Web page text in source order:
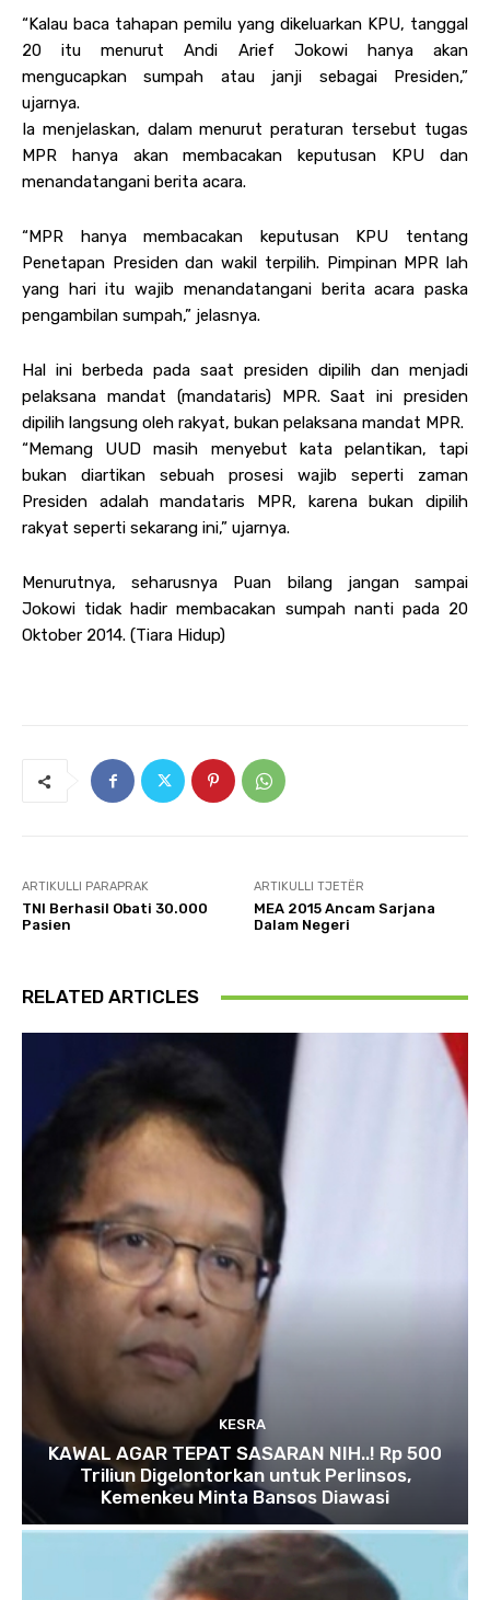
“Kalau baca tahapan pemilu yang dikeluarkan KPU, tanggal
20 itu menurut Andi Arief Jokowi hanya akan
mengucapkan sumpah atau janji sebagai Presiden,”
ujarnya.
Ia menjelaskan, dalam menurut peraturan tersebut tugas
MPR hanya akan membacakan keputusan KPU dan
menandatangani berita acara.
“MPR hanya membacakan keputusan KPU tentang
Penetapan Presiden dan wakil terpilih. Pimpinan MPR lah
yang hari itu wajib menandatangani berita acara paska
pengambilan sumpah,” jelasnya.
Hal ini berbeda pada saat presiden dipilih dan menjadi
pelaksana mandat (mandataris) MPR. Saat ini presiden
dipilih langsung oleh rakyat, bukan pelaksana mandat MPR.
“Memang UUD masih menyebut kata pelantikan, tapi
bukan diartikan sebuah prosesi wajib seperti zaman
Presiden adalah mandataris MPR, karena bukan dipilih
rakyat seperti sekarang ini,” ujarnya.
Menurutnya, seharusnya Puan bilang jangan sampai
Jokowi tidak hadir membacakan sumpah nanti pada 20
Oktober 2014. (Tiara Hidup)
ARTIKULLI PARAPRAK
TNI Berhasil Obati 30.000
Pasien
ARTIKULLI TJETËR
MEA 2015 Ancam Sarjana
Dalam Negeri
RELATED ARTICLES
KESRA
KAWAL AGAR TEPAT SASARAN NIH..! Rp 500
Triliun Digelontorkan untuk Perlinsos,
Kemenkeu Minta Bansos Diawasi